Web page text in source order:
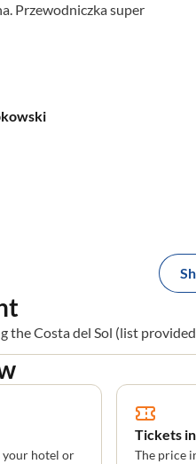
anécdotas fascinantes y un
busque un viaje sin estrés. Un
Przewodniczka super
the Costa del Sol (list
your hotel or
Tickets
The price